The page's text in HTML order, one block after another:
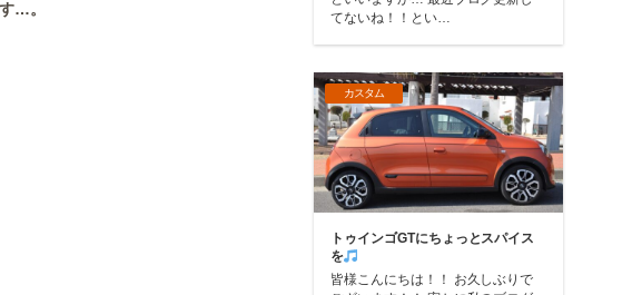
…。
てないね！！とい…
カスタム
トゥインゴGTにちょっとスパイス
を
皆様こんにちは！！ お久しぶりで